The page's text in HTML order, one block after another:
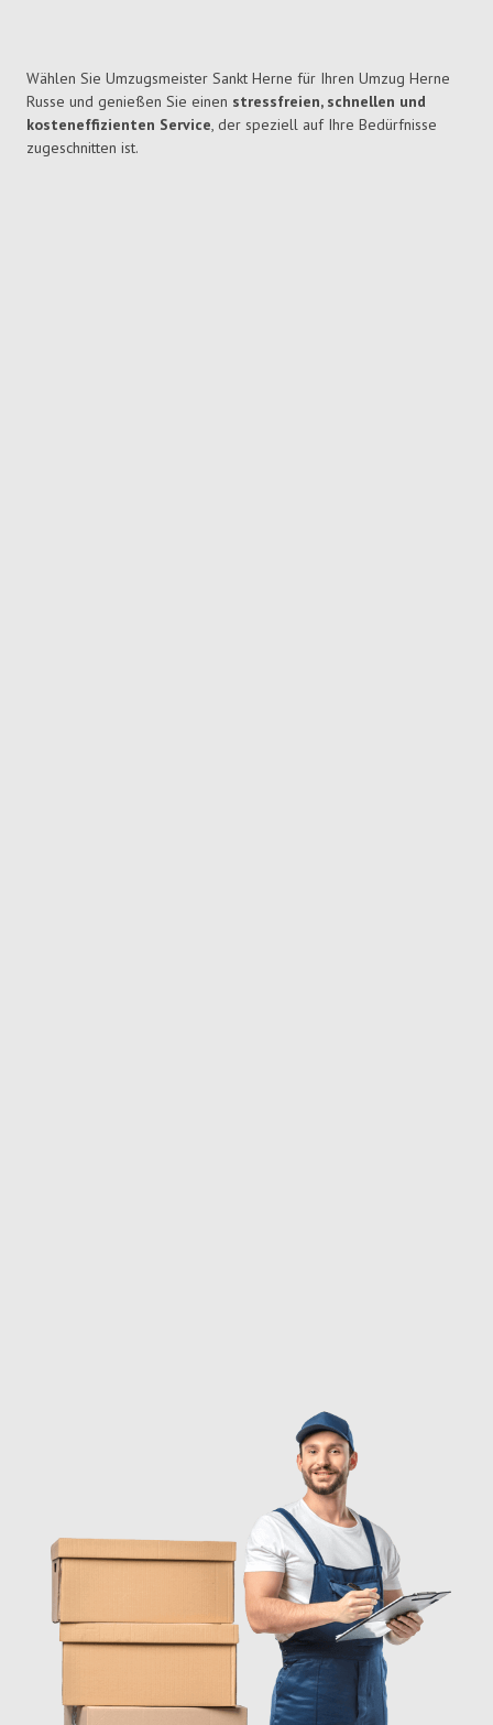
Wählen Sie Umzugsmeister Sankt Herne für Ihren Umzug Herne
Russe und genießen Sie einen stressfreien, schnellen und
kosteneffizienten Service, der speziell auf Ihre Bedürfnisse
zugeschnitten ist.